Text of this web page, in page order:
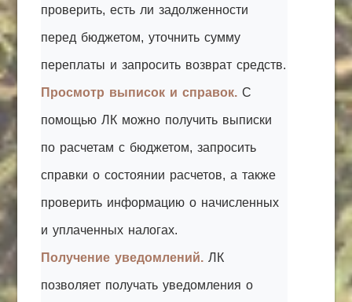
проверить, есть ли задолженности
перед бюджетом, уточнить сумму
переплаты и запросить возврат средств.
Просмотр выписок и справок. С
помощью ЛК можно получить выписки
по расчетам с бюджетом, запросить
справки о состоянии расчетов, а также
проверить информацию о начисленных
и уплаченных налогах.
Получение уведомлений. ЛК
позволяет получать уведомления о